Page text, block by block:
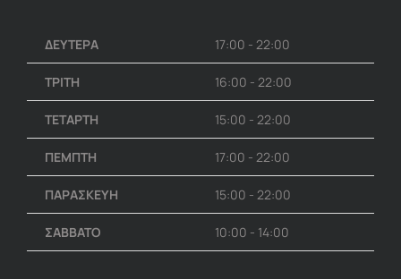
ΔΕΥΤΕΡΑ 17:00 - 22:00
ΤΡΙΤΗ 16:00 - 22:00
ΤΕΤΑΡΤΗ 15:00 - 22:00
ΠΕΜΠΤΗ 17:00 - 22:00
ΠΑΡΑΣΚΕΥΗ 15:00 - 22:00
ΣΑΒΒΑΤΟ 10:00 - 14:00